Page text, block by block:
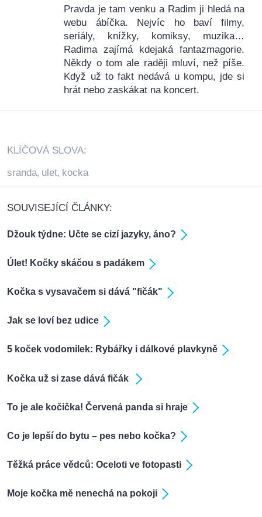
Pravda je tam venku a Radim ji hledá na
webu ábíčka. Nejvíc ho baví filmy,
seriály, knížky, komiksy, muzika…
Radima zajímá kdejaká fantazmagorie.
Někdy o tom ale raději mluví, než píše.
Když už to fakt nedává u kompu, jde si
hrát nebo zaskákat na koncert.
KLÍČOVÁ SLOVA:
sranda, ulet, kocka
SOUVISEJÍCÍ ČLÁNKY:
Džouk týdne: Učte se cizí jazyky, áno?
Úlet! Kočky skáčou s padákem
Kočka s vysavačem si dává "fičák"
Jak se loví bez udice
5 koček vodomilek: Rybářky i dálkové plavkyně
Kočka už si zase dává fičák
To je ale kočička! Červená panda si hraje
Co je lepší do bytu – pes nebo kočka?
Těžká práce vědců: Oceloti ve fotopasti
Moje kočka mě nenechá na pokoji